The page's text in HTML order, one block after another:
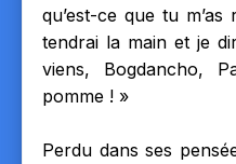
qu’est-ce que tu
tendrai la main et je
viens, Bogdancho,
pomme ! »
Perdu dans ses